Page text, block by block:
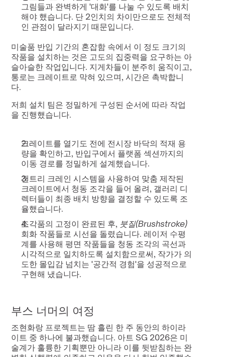
그림들과 완벽하게 '대화'를 나눌 수 있도록 배치
해야 했습니다. 단 2인치의 차이만으로도 전체적
인 관점이 달라지기 때문입니다.
미술품 반입 기간의 혼잡함 속에서 이 정도 크기의
작품을 설치하는 것은 고도의 집중력을 요구하는 아
슬아슬한 작업입니다. 지게차들이 분주히 움직이고,
통로는 크레이트로 막혀 있으며, 시간은 촉박합니
다.
저희 설치 팀은 정밀하게 구성된 순서에 따라 작업
을 진행했습니다.
크레이트를 열기도 전에 전시장 바닥의 적재 용
량을 확인하고, 반입구에서 플랫폼 섹션까지의
이동 경로를 정밀하게 설계했습니다.
갠트리 크레인 시스템을 사용하여 맞춤 제작된
크레이트에서 청동 조각을 들어 올려, 갤러리 디
렉터들이 최종 배치 방향을 결정할 수 있도록 조
율했습니다.
조각품의 고정이 완료된 후, 붓질(Brushstroke)
회화 작품들로 시선을 돌렸습니다. 레이저 수평
계를 사용해 평면 작품들을 청동 조각의 곡선과
시각적으로 일치하도록 설치함으로써, 작가가 의
도한 몰입감 넘치는 '공간적 경험'을 성공적으로
구현해 냈습니다.
부스 너머의 여정
조현화랑 프로젝트는 땀 흘린 한 주 동안의 하이라
이트 중 하나에 불과했습니다. 아트 SG 2026은 미
술계가 훌륭한 기획뿐만 아니라 이를 뒷받침하는 완